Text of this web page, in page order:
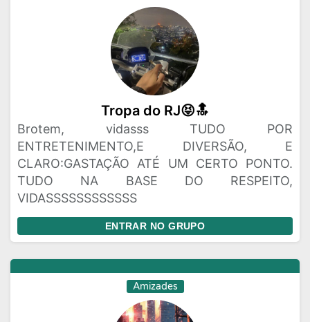
Tropa do RJ😝🔝
Brotem, vidasss TUDO POR
ENTRETENIMENTO,E DIVERSÃO, E
CLARO:GASTAÇÃO ATÉ UM CERTO PONTO.
TUDO NA BASE DO RESPEITO,
VIDASSSSSSSSSSSS
ENTRAR NO GRUPO
Amizades